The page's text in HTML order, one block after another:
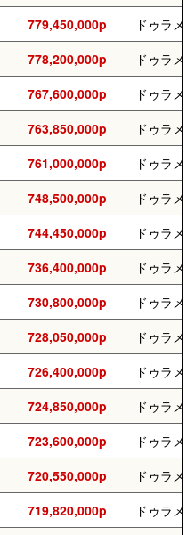
779,450,000p
ドゥラ
778,200,000p
ドゥラ
767,600,000p
ドゥラ
763,850,000p
ドゥラ
761,000,000p
ドゥラ
748,500,000p
ドゥラ
744,450,000p
ドゥラ
736,400,000p
ドゥラ
730,800,000p
ドゥラ
728,050,000p
ドゥラ
726,400,000p
ドゥラ
724,850,000p
ドゥラ
723,600,000p
ドゥラ
720,550,000p
ドゥラ
719,820,000p
ドゥラ